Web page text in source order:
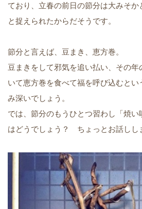
ており、立春の前日の節分は大みそか
と捉えられたからだそうです。
節分と言えば、豆まき、恵方巻。
豆まきをして邪気を追い払い、その年
いて恵方巻を食べて福を呼び込むとい
み深いでしょう。
では、節分のもうひとつ習わし「焼い
はどうでしょう？ ちょっとお話しし